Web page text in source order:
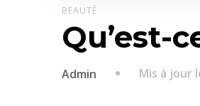
BEAUTÉ
Qu’est-
Admin Mis à jour